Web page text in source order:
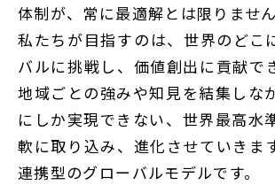
体制が、常に最適解とは限りません
私たちが目指すのは、世界のどこ
バルに挑戦し、価値創出に貢献で
地域ごとの強みや知見を結集しな
にしか実現できない、世界最高水
軟に取り込み、進化させていきま
連携型のグローバルモデルです。